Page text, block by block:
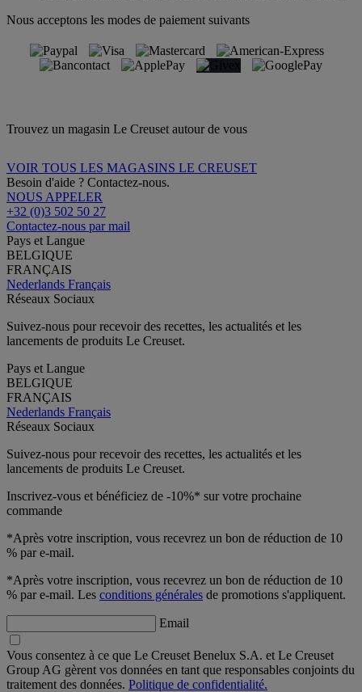
Nous acceptons les modes de paiement suivants
Trouvez un magasin Le Creuset autour de vous
VOIR TOUS LES MAGASINS LE CREUSET
Besoin d'aide ? Contactez-nous.
NOUS APPELER
+32 (0)3 502 50 27
Contactez-nous par mail
Pays et Langue
BELGIQUE
FRANÇAIS
Nederlands Français
Réseaux Sociaux
Suivez-nous pour recevoir des recettes, les actualités et les
lancements de produits Le Creuset.
Pays et Langue
BELGIQUE
FRANÇAIS
Nederlands Français
Réseaux Sociaux
Suivez-nous pour recevoir des recettes, les actualités et les
lancements de produits Le Creuset.
Inscrivez-vous et bénéficiez de -10%* sur votre prochaine
commande
*Après votre inscription, vous recevrez un bon de réduction de 10
% par e-mail.
*Après votre inscription, vous recevrez un bon de réduction de 10
% par e-mail. Les conditions générales de promotions s'appliquent.
Email
Vous consentez à ce que Le Creuset Benelux S.A. et Le Creuset
Group AG gèrent vos données en tant que responsables conjoints du
traitement des données. Politique de confidentialité.